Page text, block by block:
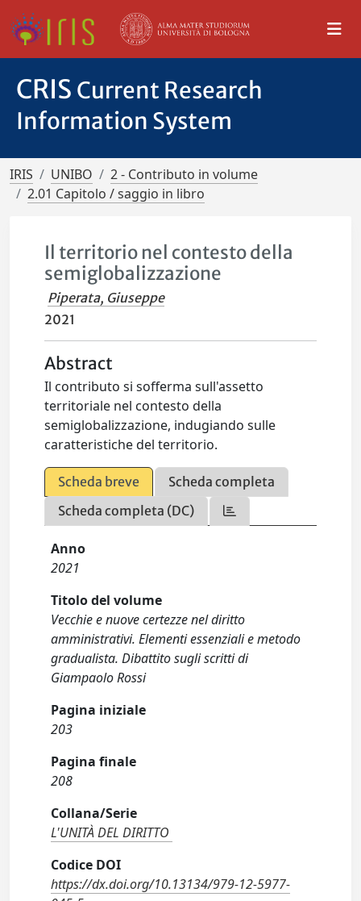
CRIS Current Research
Information System
IRIS UNIBO
2 - Contributo in volume
2.01 Capitolo / saggio in libro
Il territorio nel contesto della
semiglobalizzazione
Piperata, Giuseppe
2021
Abstract
Il contributo si sofferma sull'assetto
territoriale nel contesto della
semiglobalizzazione, indugiando sulle
caratteristiche del territorio.
Scheda breve
Scheda completa
Scheda completa (DC)
Anno
2021
Titolo del volume
Vecchie e nuove certezze nel diritto
amministrativi. Elementi essenziali e metodo
gradualista. Dibattito sugli scritti di
Giampaolo Rossi
Pagina iniziale
203
Pagina finale
208
Collana/Serie
L'UNITÀ DEL DIRITTO
Codice DOI
https://dx.doi.org/10.13134/979-12-5977-